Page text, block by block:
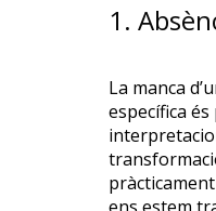
1.
La manca
específica